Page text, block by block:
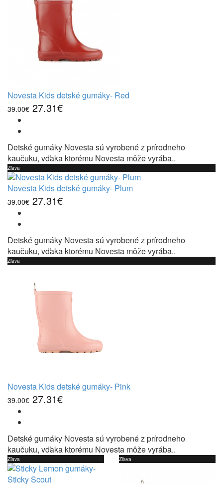
Novesta Kids detské gumáky- Red
39.00€ 27.31€
Detské gumáky Novesta sú vyrobené z prírodneho
kaučuku, vďaka ktorému Novesta môže vyrába..
Zľava
Novesta Kids detské gumáky- Plum
39.00€ 27.31€
Detské gumáky Novesta sú vyrobené z prírodneho
kaučuku, vďaka ktorému Novesta môže vyrába..
Zľava
Novesta Kids detské gumáky- Pink
39.00€ 27.31€
Detské gumáky Novesta sú vyrobené z prírodneho
kaučuku, vďaka ktorému Novesta môže vyrába..
Zľava Zľava